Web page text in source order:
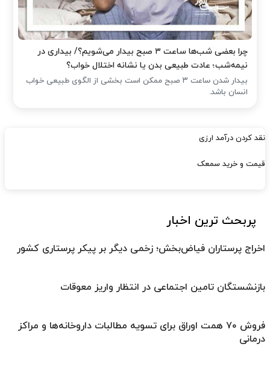
چرا بعضی شب‌ها ساعت ۳ صبح بیدار می‌شویم؟/ بیداری در
نیمه‌شب؛ عادت طبیعی بدن یا نشانه اختلال خواب؟
بیدار شدن ساعت ۳ صبح ممکن است بخشی از الگوی طبیعی خواب
انسان باشد.
نقد کردن درآمد ارزی
قیمت و خرید سمعک
پربحث ترین اخبار
اخراج پرستاران فیاض‌بخش؛ زخمی دیگر بر پیکر پرستاری کشور
بازنشستگان تامین اجتماعی در انتظار واریز معوقات
فروش ۷۰ همت اوراق برای تسویه مطالبات داروخانه‌ها و مراکز
درمانی